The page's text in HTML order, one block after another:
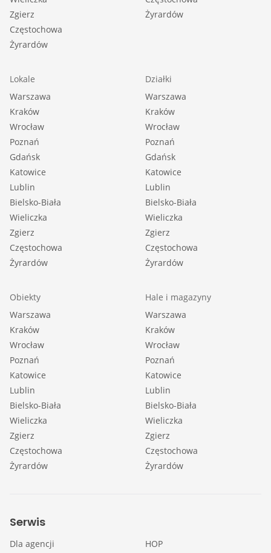
Zgierz
Częstochowa
Żyrardów
Żyrardów
Lokale
Warszawa
Kraków
Wrocław
Poznań
Gdańsk
Katowice
Lublin
Bielsko-Biała
Wieliczka
Zgierz
Częstochowa
Żyrardów
Działki
Warszawa
Kraków
Wrocław
Poznań
Gdańsk
Katowice
Lublin
Bielsko-Biała
Wieliczka
Zgierz
Częstochowa
Żyrardów
Obiekty
Warszawa
Kraków
Wrocław
Poznań
Katowice
Lublin
Bielsko-Biała
Wieliczka
Zgierz
Częstochowa
Żyrardów
Hale i magazyny
Warszawa
Kraków
Wrocław
Poznań
Katowice
Lublin
Bielsko-Biała
Wieliczka
Zgierz
Częstochowa
Żyrardów
Serwis
Dla agencji HOP